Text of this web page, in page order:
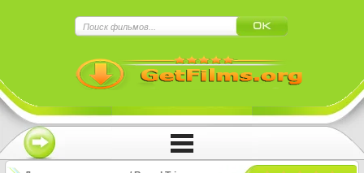
Нажмите на
!!!Если Вы с телефона сперва нажмите на
троеточие в правом верхнем углу!!!